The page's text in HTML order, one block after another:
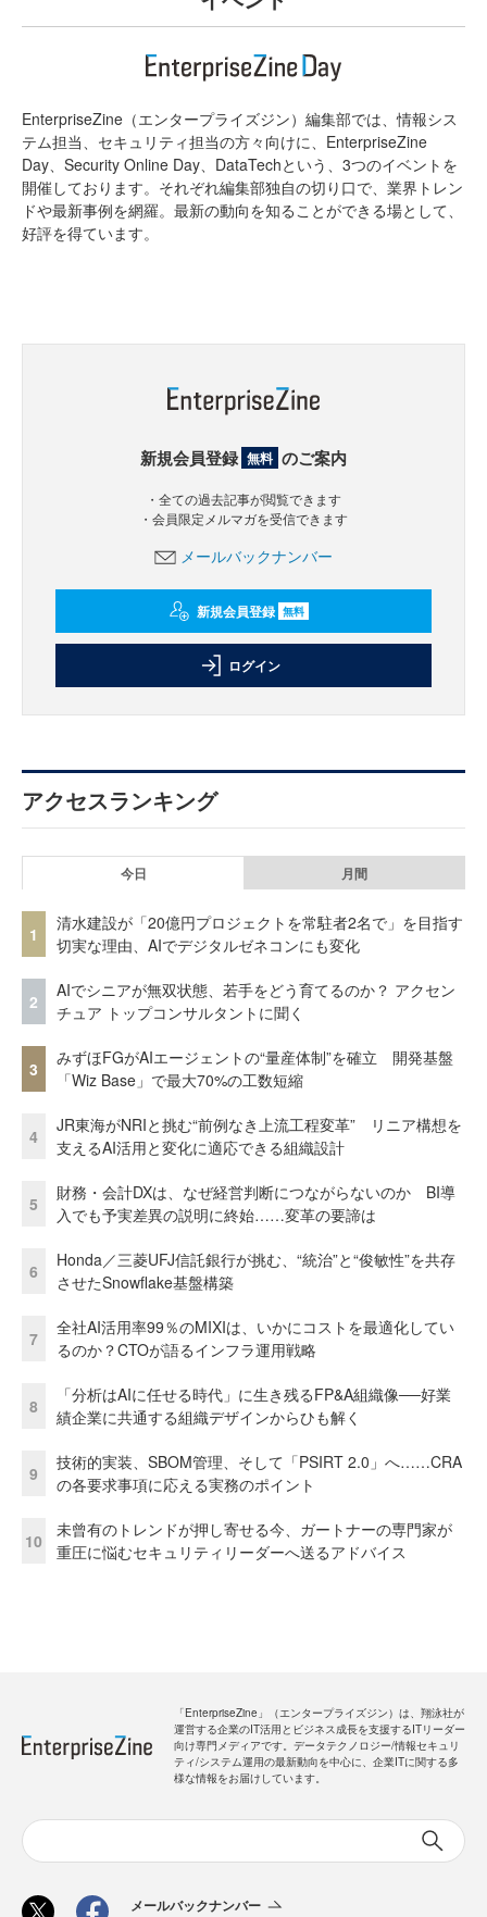
EnterpriseZine（エンタープライズジン）編集部では、情報シス
テム担当、セキュリティ担当の方々向けに、EnterpriseZine
Day、Security Online Day、DataTechという、3つのイベントを
開催しております。それぞれ編集部独自の切り口で、業界トレン
ドや最新事例を網羅。最新の動向を知ることができる場として、
好評を得ています。
新規会員登録 無料 のご案内
・全ての過去記事が閲覧できます
・会員限定メルマガを受信できます
メールバックナンバー
新規会員登録 無料
ログイン
アクセスランキング
今日 月間
1
清水建設が「20億円プロジェクトを常駐者2名で」を目指す
切実な理由、AIでデジタルゼネコンにも変化
2
AIでシニアが無双状態、若手をどう育てるのか？ アクセン
チュア トップコンサルタントに聞く
3
みずほFGがAIエージェントの“量産体制”を確立 開発基盤
「Wiz Base」で最大70%の工数短縮
4
JR東海がNRIと挑む“前例なき上流工程変革” リニア構想を
支えるAI活用と変化に適応できる組織設計
5
財務・会計DXは、なぜ経営判断につながらないのか BI導
入でも予実差異の説明に終始……変革の要諦は
6
Honda／三菱UFJ信託銀行が挑む、“統治”と“俊敏性”を共存
させたSnowflake基盤構築
7
全社AI活用率99％のMIXIは、いかにコストを最適化してい
るのか？CTOが語るインフラ運用戦略
8
「分析はAIに任せる時代」に生き残るFP&A組織像──好業
績企業に共通する組織デザインからひも解く
9
技術的実装、SBOM管理、そして「PSIRT 2.0」へ……CRA
の各要求事項に応える実務のポイント
10
未曾有のトレンドが押し寄せる今、ガートナーの専門家が
重圧に悩むセキュリティリーダーへ送るアドバイス
「EnterpriseZine」（エンタープライズジン）は、翔泳社が
運営する企業のIT活用とビジネス成長を支援するITリーダー
向け専門メディアです。データテクノロジー/情報セキュリ
ティ/システム運用の最新動向を中心に、企業ITに関する多
様な情報をお届けしています。
メールバックナンバー